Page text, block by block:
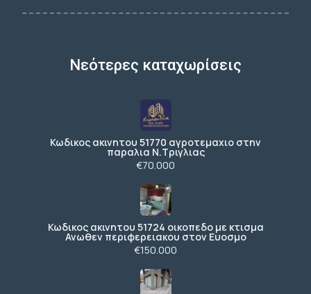
Νεότερες καταχωρίσεις
Κωδικος ακινητου 51770 αγροτεμαχιο στην
παραλια Ν.Τριγλιας
€70.000
Κωδικος ακινητου 51724 οικοπεδο με κτισμα
Ανωθεν περιφερειακου στον Ευοσμο
€150.000